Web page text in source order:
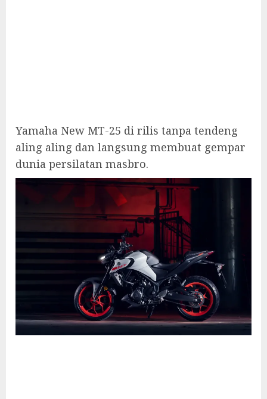
Yamaha New MT-25 di rilis tanpa tendeng
aling aling dan langsung membuat gempar
dunia persilatan masbro.